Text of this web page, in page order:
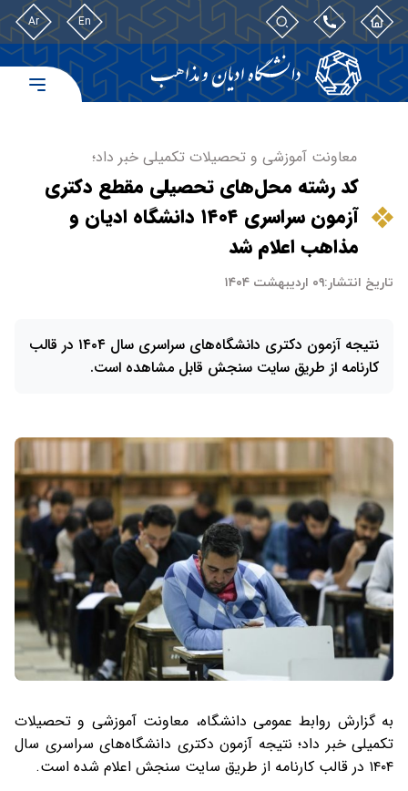
En
Ar
معاونت آموزشی و تحصیلات تکمیلی خبر داد؛
کد رشته‌ محل‌های تحصیلی مقطع دکتری
آزمون سراسری ۱۴۰۴ دانشگاه ادیان و
مذاهب اعلام شد
تاریخ انتشار:۰۹ اردیبهشت ۱۴۰۴
نتیجه آزمون دکتری دانشگاه‌های سراسری سال ۱۴۰۴ در قالب
کارنامه از طریق سایت سنجش قابل مشاهده است.
به گزارش روابط عمومی دانشگاه، معاونت آموزشی و تحصیلات
تکمیلی خبر داد؛ نتیجه آزمون دکتری دانشگاه‌های سراسری سال
۱۴۰۴ در قالب کارنامه از طریق سایت سنجش اعلام شده است.